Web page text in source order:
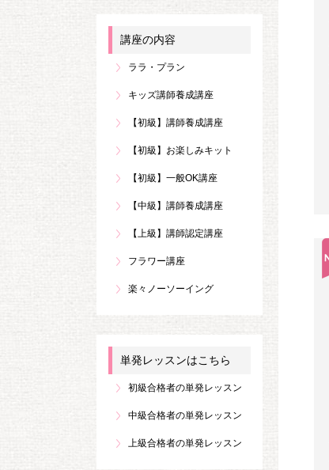
講座の内容
ララ・プラン
キッズ講師養成講座
【初級】講師養成講座
【初級】お楽しみキット
【初級】一般OK講座
【中級】講師養成講座
【上級】講師認定講座
フラワー講座
楽々ノーソーイング
単発レッスンはこちら
初級合格者の単発レッスン
中級合格者の単発レッスン
上級合格者の単発レッスン